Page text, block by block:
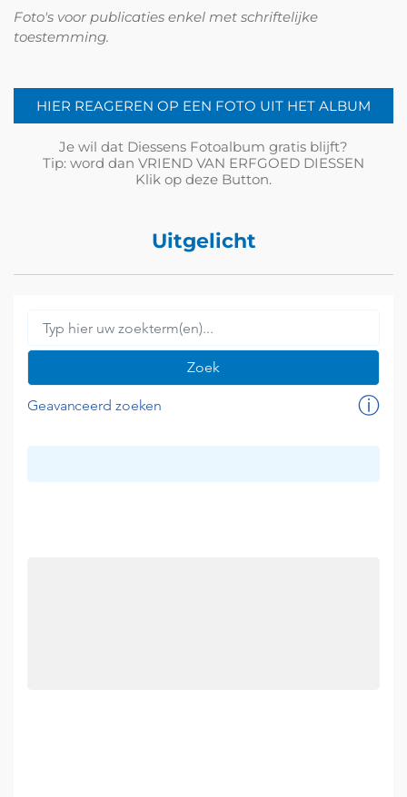
Foto's voor publicaties enkel met schriftelijke
toestemming.
HIER REAGEREN OP EEN FOTO UIT HET ALBUM
Je wil dat Diessens Fotoalbum gratis blijft?
Tip: word dan VRIEND VAN ERFGOED DIESSEN
Klik op deze Button.
Uitgelicht